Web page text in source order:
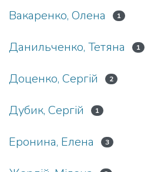
Вакаренко, Олена 1
Данильченко, Тетяна 1
Доценко, Сергій 2
Дубик, Сергій 1
Еронина, Елена 3